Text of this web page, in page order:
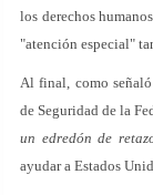
los derechos
"atención especial"
Al final, como
de Seguridad de la
un edredón de
ayudar a Estados